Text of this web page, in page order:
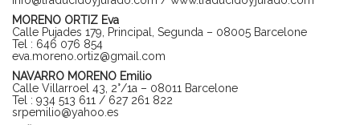
MORENO ORTIZ Eva
Calle Pujades 179, Principal, Segunda – 08005 Barcelone
Tel : 646 076 854
eva.moreno.ortiz@gmail.com
NAVARRO MORENO Emilio
Calle Villarroel 43, 2°/1a – 08011 Barcelone
Tel : 934 513 611 / 627 261 822
srpemilio@yahoo.es